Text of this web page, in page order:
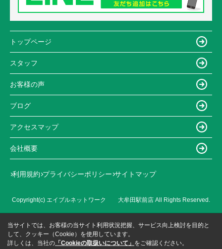
トップページ
スタッフ
お客様の声
ブログ
アクセスマップ
会社概要
利用規約 プライバシーポリシー サイトマップ
Copyright(c) エイブルネットワーク 大牟田駅前店 All Rights Reserved.
当サイトでは、お客様の当サイト利用状況把握、サービス向上検討を目的と
して、クッキー（Cookie）を使用しています。
詳しくは、当社の 「Cookieの取扱いについて」 をご確認ください。